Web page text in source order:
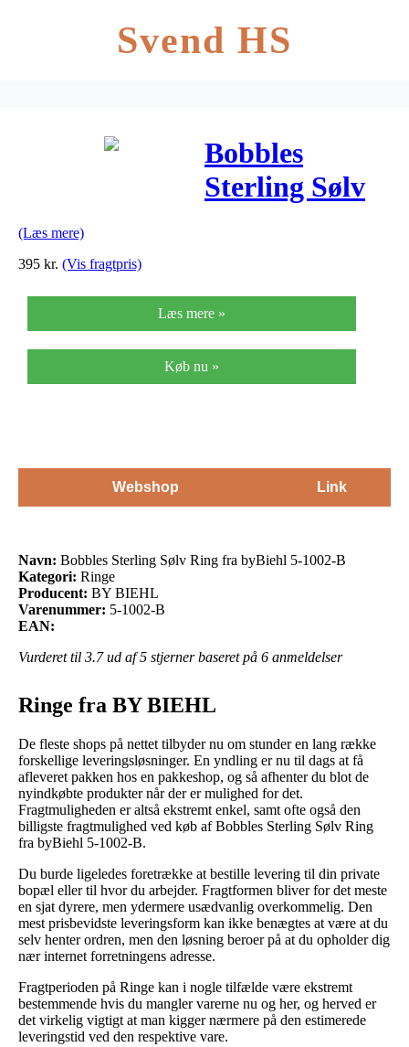
Svend HS
Bobbles
Sterling Sølv
1002-B
(Læs mere)
395 kr. (Vis fragtpris)
Læs mere »
Køb nu »
Webshop Link
Navn: Bobbles Sterling Sølv Ring fra byBiehl 5-1002-B
Kategori: Ringe
Producent: BY BIEHL
Varenummer: 5-1002-B
EAN:
Vurderet til 3.7ud af 5 stjerner baseret på 6 anmeldelser
Ringe fra BY BIEHL
De fleste shops på nettet tilbyder nu om stunder en lang række
forskellige leveringsløsninger. En yndling er nu til dags at få
afleveret pakken hos en pakkeshop, og så afhenter du blot de
nyindkøbte produkter når der er mulighed for det.
Fragtmuligheden er altså ekstremt enkel, samt ofte også den
billigste fragtmulighed ved køb af Bobbles Sterling Sølv Ring
fra byBiehl 5-1002-B.
Du burde ligeledes foretrække at bestille levering til din private
bopæl eller til hvor du arbejder. Fragtformen bliver for det meste
en sjat dyrere, men ydermere usædvanlig overkommelig. Den
mest prisbevidste leveringsform kan ikke benægtes at være at du
selv henter ordren, men den løsning beroer på at du opholder dig
nær internet forretningens adresse.
Fragtperioden på Ringe kan i nogle tilfælde være ekstremt
bestemmende hvis du mangler varerne nu og her, og herved er
det virkelig vigtigt at man kigger nærmere på den estimerede
leveringstid ved den respektive vare.